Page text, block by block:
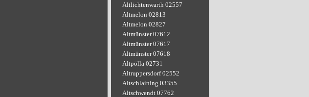
Altlichtenwarth 02557
Altmelon 02813
Altmelon 02827
Altmünster 07612
Altmünster 07617
Altmünster 07618
Altpölla 02731
Altruppersdorf 02552
Altschlaining 03355
Altschwendt 07762